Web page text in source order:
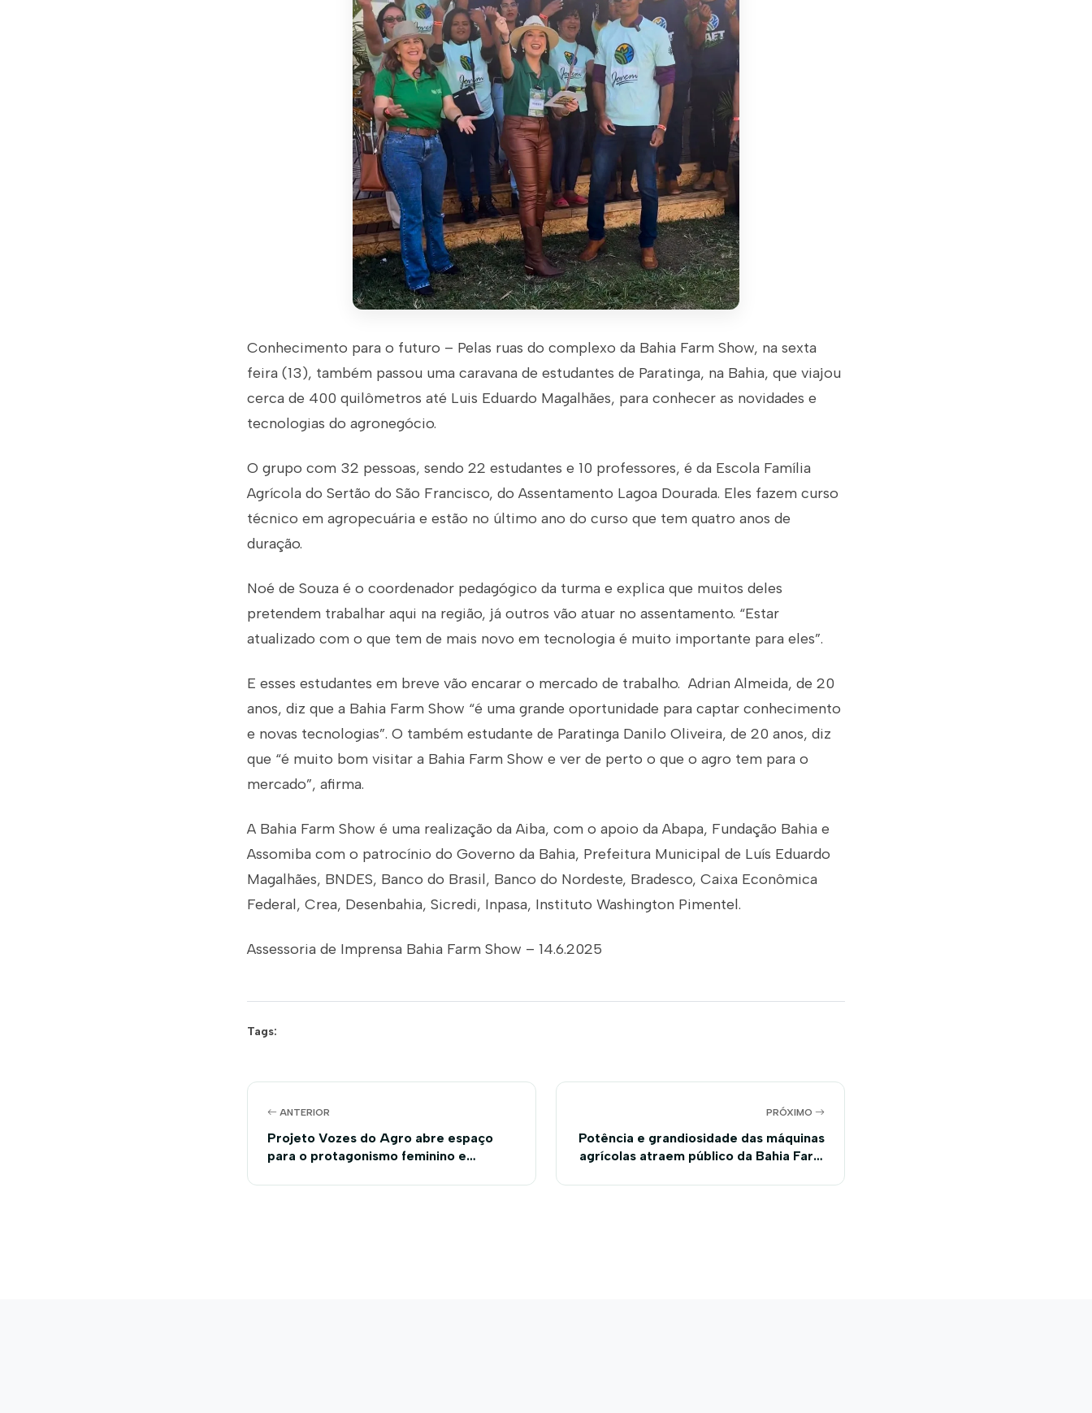
Conhecimento para o futuro – Pelas ruas do complexo da Bahia Farm Show, na sexta
feira (13), também passou uma caravana de estudantes de Paratinga, na Bahia, que viajou
cerca de 400 quilômetros até Luis Eduardo Magalhães, para conhecer as novidades e
tecnologias do agronegócio.
O grupo com 32 pessoas, sendo 22 estudantes e 10 professores, é da Escola Família
Agrícola do Sertão do São Francisco, do Assentamento Lagoa Dourada. Eles fazem curso
técnico em agropecuária e estão no último ano do curso que tem quatro anos de
duração.
Noé de Souza é o coordenador pedagógico da turma e explica que muitos deles
pretendem trabalhar aqui na região, já outros vão atuar no assentamento. “Estar
atualizado com o que tem de mais novo em tecnologia é muito importante para eles”.
E esses estudantes em breve vão encarar o mercado de trabalho. Adrian Almeida, de 20
anos, diz que a Bahia Farm Show “é uma grande oportunidade para captar conhecimento
e novas tecnologias”. O também estudante de Paratinga Danilo Oliveira, de 20 anos, diz
que “é muito bom visitar a Bahia Farm Show e ver de perto o que o agro tem para o
mercado”, afirma.
A Bahia Farm Show é uma realização da Aiba, com o apoio da Abapa, Fundação Bahia e
Assomiba com o patrocínio do Governo da Bahia, Prefeitura Municipal de Luís Eduardo
Magalhães, BNDES, Banco do Brasil, Banco do Nordeste, Bradesco, Caixa Econômica
Federal, Crea, Desenbahia, Sicredi, Inpasa, Instituto Washington Pimentel.
Assessoria de Imprensa Bahia Farm Show – 14.6.2025
Tags:
ANTERIOR
Projeto Vozes do Agro abre espaço
para o protagonismo feminino e
PRÓXIMO
Potência e grandiosidade das máquinas
agrícolas atraem público da Bahia Farm